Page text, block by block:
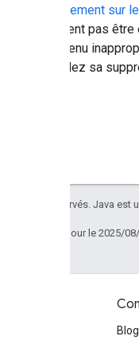
Règlement sur
ne doivent pas
de contenu
demandez sa
Tous droits réservés. Java
Dernière mise à jour le 2025/
Blog